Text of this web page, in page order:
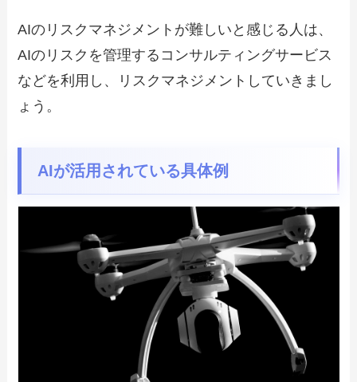
AIのリスクマネジメントが難しいと感じる人は、
AIのリスクを管理するコンサルティングサービス
などを利用し、リスクマネジメントしていきまし
ょう。
AIが活用されている具体例